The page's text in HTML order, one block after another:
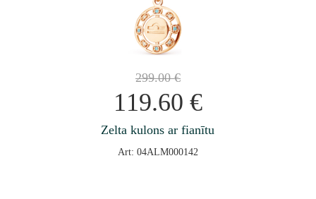
299.00€
119.60 €
Zelta kulons ar fianītu
Art: 04ALM000142